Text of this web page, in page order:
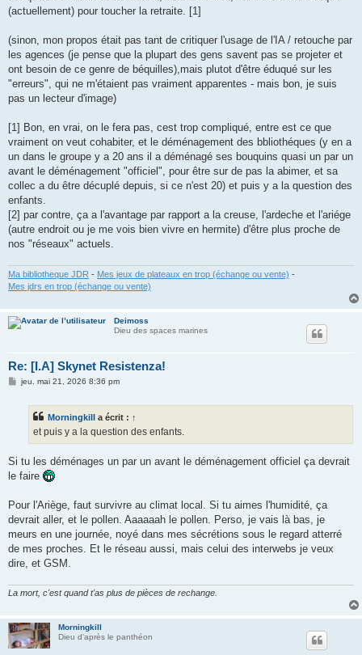
(actuellement) pour toucher la retraite. [1]
(sinon, mon propos était pas tant de critiquer l'usage de l'IA / retouche par
les agences (je pense que la plupart des gens savent pas se projeter et
ont besoin de ce genre de béquilles),mais plutot d'être éduqué sur les
"erreurs", qui ne m'étaient pas vraiment apparentes - mais bon, je suis
pas un lecteur d'image)
[1] Bon, en vrai, on le fera pas, cest trop compliqué, entre est ce que
vraiment on veut cohabiter, et le déménagement des bbliothéques (y en a
un dans le groupe y a 20 ans il a déménagé ses bouquins quasi un par un
avant le déménagement "officiel", pour être sur de pas la abimer, et sa
collec a du être décuplé depuis, si ce n'est 20) et puis y a la question des
enfants.
[2] par contre, ça a l'avantage par rapport a la creuse, l'ardeche et l'ariége
(autre endroit ou je me vois bien vivre en hermite) d'être plus proche de
nos "réseaux" actuels.
Ma bibliotheque JDR - Mes jeux de plateaux en trop (échange ou vente) -
Mes jdrs en trop (échange ou vente)
Deimoss
Dieu des spaces marines
Re: [I.A] Skynet Resistenza!
Mjeu. mai 21, 2026 8:36 pm
Morningkill a écrit : ↑
et puis y a la question des enfants.
Si tu les déménages un par un avant le déménagement officiel ça devrait
le faire
Pour l'Ariège, faut survivre au climat local. Si tu aimes l'humidité, ça
devrait aller, et le pollen. Aaaaaah le pollen. Perso, je vais là bas, je
meurs en une journée, noyé dans mes sécrétions sous le regard atterré
de mes proches. Et le réseau aussi, mais celui des interwebs je veux
dire, et GSM.
La mort, c'est quand t'as plus de pièces de rechange.
Morningkill
Dieu d'après le panthéon